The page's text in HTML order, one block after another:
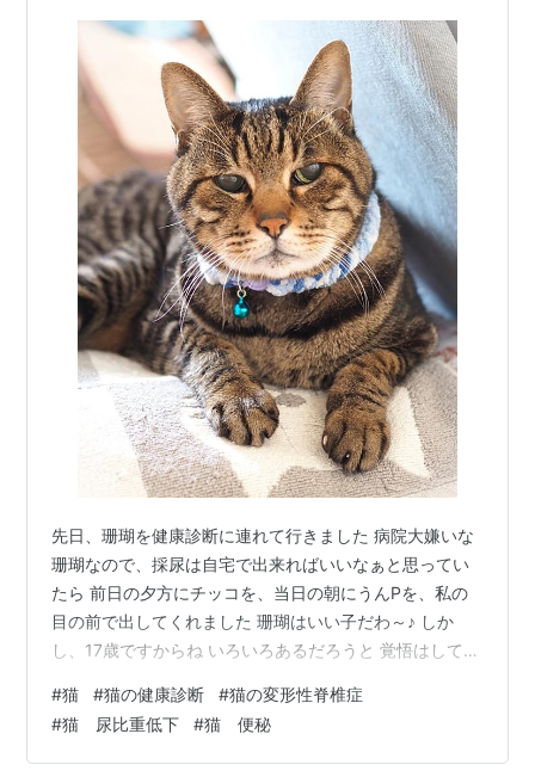
先日、珊瑚を健康診断に連れて行きました 病院大嫌いな
珊瑚なので、採尿は自宅で出来ればいいなぁと思ってい
たら 前日の夕方にチッコを、当日の朝にうんPを、私の
目の前で出してくれました 珊瑚はいい子だわ～♪ しか
し、17歳ですからね いろいろあるだろうと 覚悟はしてい
臓機能の低下が原因です（加齢でしょうね） 詳しい血液
検査の結果を待って、今後の方針を決めることになりま
した 体重がかなり減っています（4.5キロでした） 最近
#猫 #猫の健康診断 #猫の変形性脊椎症
#猫 尿比重低下 #猫 便秘